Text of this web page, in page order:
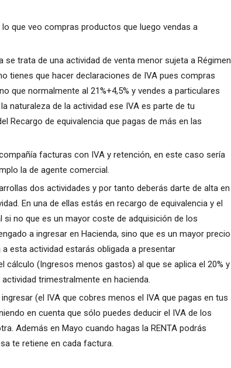
que veo compras productos que luego vendas a
trata de una actividad de venta menor sujeta a Régimen
tienes que hacer declaraciones de IVA pues compras
que normalmente al 21%+4,5% y vendes a particulares
naturaleza de la actividad ese IVA es parte de tu
Recargo de equivalencia que pagas de más en las
facturas con IVA y retención, en este caso sería
la de agente comercial.
dos actividades y por tanto deberás darte de alta en
En una de ellas estás en recargo de equivalencia y el
no que es un mayor coste de adquisición de los
a ingresar en Hacienda, sino que es un mayor precio
esta actividad estarás obligada a presentar
cálculo (Ingresos menos gastos) al que se aplica el 20% y
trimestralmente en hacienda.
(el IVA que cobres menos el IVA que pagas en tus
en cuenta que sólo puedes deducir el IVA de los
Además en Mayo cuando hagas la RENTA podrás
te retiene en cada factura.